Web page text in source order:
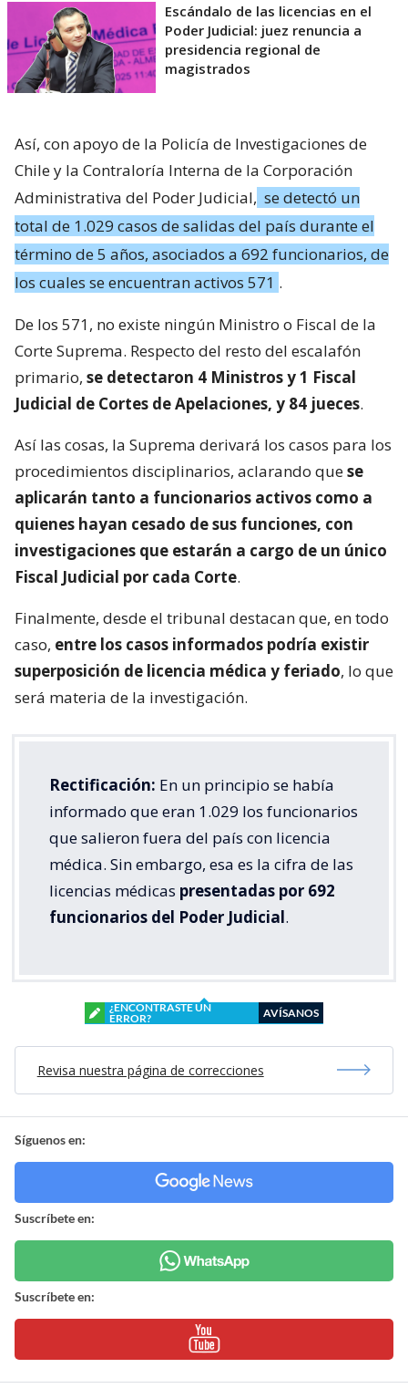
Escándalo de las licencias en el
Poder Judicial: juez renuncia a
presidencia regional de
magistrados
Así, con apoyo de la Policía de Investigaciones de
Chile y la Contraloría Interna de la Corporación
Administrativa del Poder Judicial, se detectó un
total de 1.029 casos de salidas del país durante el
término de 5 años, asociados a 692 funcionarios, de
los cuales se encuentran activos 571 .
De los 571, no existe ningún Ministro o Fiscal de la
Corte Suprema. Respecto del resto del escalafón
primario, se detectaron 4 Ministros y 1 Fiscal
Judicial de Cortes de Apelaciones, y 84 jueces.
Así las cosas, la Suprema derivará los casos para los
procedimientos disciplinarios, aclarando quese
aplicarán tanto a funcionarios activos como a
quienes hayan cesado de sus funciones, con
investigaciones que estarán a cargo de un único
Fiscal Judicial por cada Corte.
Finalmente, desde el tribunal destacan que, en todo
caso, entre los casos informados podría existir
superposición de licencia médica y feriado, lo que
será materia de la investigación.
Rectificación: En un principio se había
informado que eran 1.029 los funcionarios
que salieron fuera del país con licencia
médica. Sin embargo, esa es la cifra de las
licencias médicas presentadas por 692
funcionarios del Poder Judicial.
¿ENCONTRASTE UN
ERROR?
AVÍSANOS
Revisa nuestra página de correcciones
Síguenos en:
Suscríbete en:
Suscríbete en: